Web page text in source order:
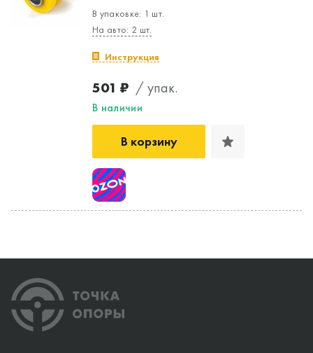
В упаковке: 1 шт.
На авто: 2 шт.
Инструкция
501 ₽ / упак.
В наличии
В корзину